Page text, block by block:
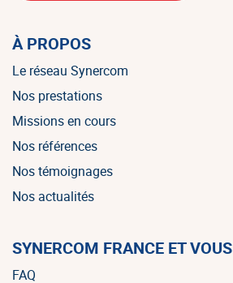
À PROPOS
Le réseau Synercom
Nos prestations
Missions en cours
Nos références
Nos témoignages
Nos actualités
SYNERCOM FRANCE ET VOUS
FAQ